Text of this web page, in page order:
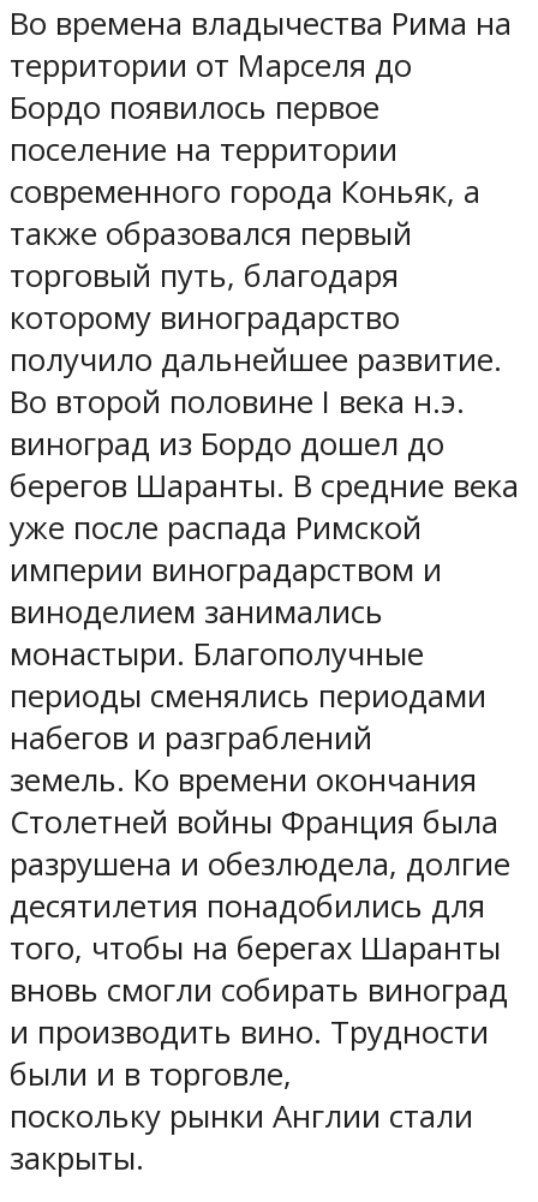
Во времена владычества Рима на
территории от Марселя до
Бордо появилось первое
поселение на территории
современного города Коньяк, а
также образовался первый
торговый путь, благодаря
которому виноградарство
получило дальнейшее развитие.
Во второй половине I века н.э.
виноград из Бордо дошел до
берегов Шаранты. В средние века
уже после распада Римской
империи виноградарством и
виноделием занимались
монастыри. Благополучные
периоды сменялись периодами
набегов и разграблений
земель. Ко времени окончания
Столетней войны Франция была
разрушена и обезлюдела, долгие
десятилетия понадобились для
того, чтобы на берегах Шаранты
вновь смогли собирать виноград
и производить вино. Трудности
были и в торговле,
поскольку рынки Англии стали
закрыты.